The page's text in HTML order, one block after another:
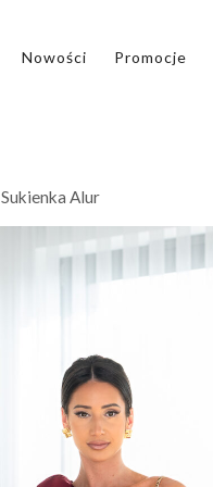
Nowości Promocje
Sukienka Alur